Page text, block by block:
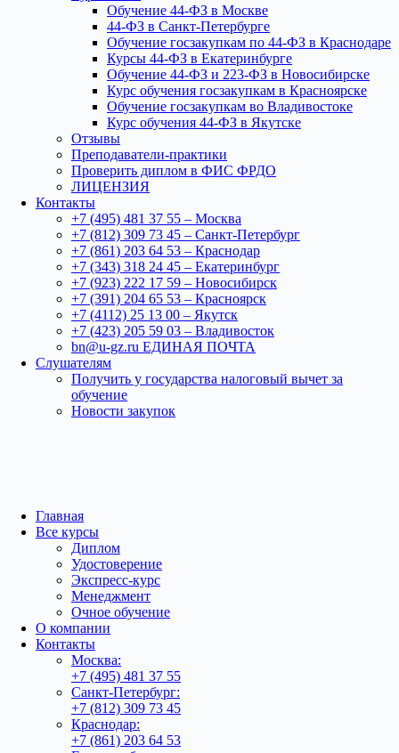
Обучение 44-ФЗ в Москве
44-ФЗ в Санкт-Петербурге
Обучение госзакупкам по 44-ФЗ в Краснодаре
Курсы 44-ФЗ в Екатеринбурге
Обучение 44-ФЗ и 223-ФЗ в Новосибирске
Курс обучения госзакупкам в Красноярске
Обучение госзакупкам во Владивостоке
Курс обучения 44-ФЗ в Якутске
Отзывы
Преподаватели-практики
Проверить диплом в ФИС ФРДО
ЛИЦЕНЗИЯ
Контакты
+7 (495) 481 37 55 – Москва
+7 (812) 309 73 45 – Санкт-Петербург
+7 (861) 203 64 53 – Краснодар
+7 (343) 318 24 45 – Екатеринбург
+7 (923) 222 17 59 – Новосибирск
+7 (391) 204 65 53 – Красноярск
+7 (4112) 25 13 00 – Якутск
+7 (423) 205 59 03 – Владивосток
bn@u-gz.ru ЕДИНАЯ ПОЧТА
Слушателям
Получить у государства налоговый вычет за
обучение
Новости закупок
Главная
Все курсы
Диплом
Удостоверение
Экспресс-курс
Менеджмент
Очное обучение
О компании
Контакты
Москва:
+7 (495) 481 37 55
Санкт-Петербург:
+7 (812) 309 73 45
Краснодар:
+7 (861) 203 64 53